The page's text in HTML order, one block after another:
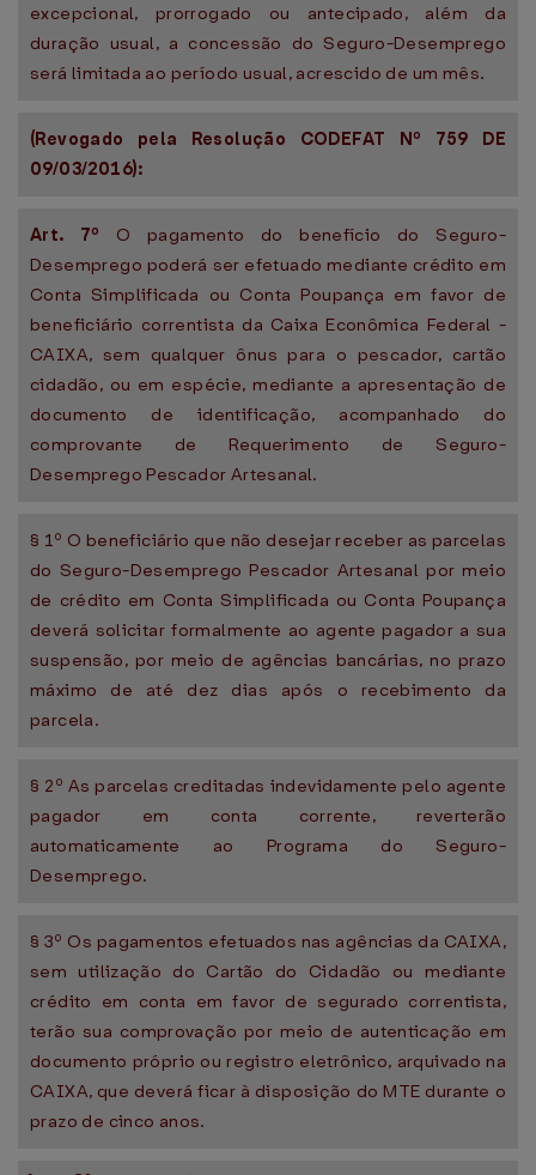
excepcional, prorrogado ou antecipado, além da
duração usual, a concessão do Seguro-Desemprego
será limitada ao período usual, acrescido de um mês.
(Revogado pela Resolução CODEFAT Nº 759 DE
09/03/2016):
Art. 7º O pagamento do benefício do Seguro-
Desemprego poderá ser efetuado mediante crédito em
Conta Simplificada ou Conta Poupança em favor de
beneficiário correntista da Caixa Econômica Federal -
CAIXA, sem qualquer ônus para o pescador, cartão
cidadão, ou em espécie, mediante a apresentação de
documento de identificação, acompanhado do
comprovante de Requerimento de Seguro-
Desemprego Pescador Artesanal.
§ 1º O beneficiário que não desejar receber as parcelas
do Seguro-Desemprego Pescador Artesanal por meio
de crédito em Conta Simplificada ou Conta Poupança
deverá solicitar formalmente ao agente pagador a sua
suspensão, por meio de agências bancárias, no prazo
máximo de até dez dias após o recebimento da
parcela.
§ 2º As parcelas creditadas indevidamente pelo agente
pagador em conta corrente, reverterão
automaticamente ao Programa do Seguro-
Desemprego.
§ 3º Os pagamentos efetuados nas agências da CAIXA,
sem utilização do Cartão do Cidadão ou mediante
crédito em conta em favor de segurado correntista,
terão sua comprovação por meio de autenticação em
documento próprio ou registro eletrônico, arquivado na
CAIXA, que deverá ficar à disposição do MTE durante o
prazo de cinco anos.